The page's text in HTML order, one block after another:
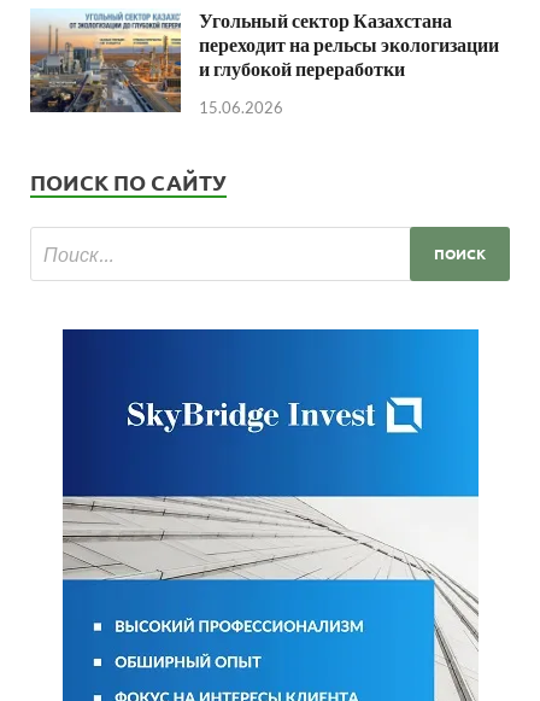
Угольный сектор Казахстана
переходит на рельсы экологизации
и глубокой переработки
15.06.2026
ПОИСК ПО САЙТУ